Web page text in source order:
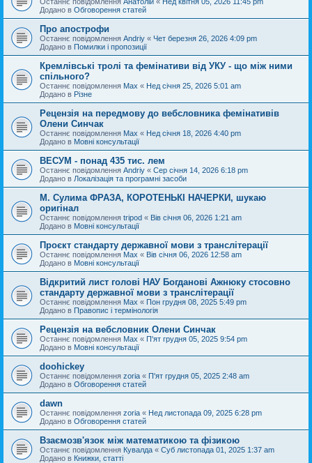
Додано в Обговорення статей
Про апострофи
Останнє повідомлення Andriy « Чет березня 26, 2026 4:09 pm
Додано в Помилки і пропозиції
Кремлівські тролі та фемінативи від УКУ - що між ними
спільного?
Останнє повідомлення Max « Нед січня 25, 2026 5:01 am
Додано в Різне
Рецензія на передмову до вебсловника фемінативів
Олени Синчак
Останнє повідомлення Max « Нед січня 18, 2026 4:40 pm
Додано в Мовні консультації
ВЕСУМ - понад 435 тис. лем
Останнє повідомлення Andriy « Сер січня 14, 2026 6:18 pm
Додано в Локалізація та програмні засоби
М. Сулима ФРАЗА, КОРОТЕНЬКІ НАЧЕРКИ, шукаю
оригінал
Останнє повідомлення tripod « Вів січня 06, 2026 1:21 am
Додано в Мовні консультації
Проєкт стандарту державної мови з транслітерації
Останнє повідомлення Max « Вів січня 06, 2026 12:58 am
Додано в Мовні консультації
Відкритий лист голові НАУ Богданові Ажнюку стосовно
стандарту державної мови з транслітерації
Останнє повідомлення Max « Пон грудня 08, 2025 5:49 pm
Додано в Правопис і термінологія
Рецензія на вебсловник Олени Синчак
Останнє повідомлення Max « П'ят грудня 05, 2025 9:54 pm
Додано в Мовні консультації
doohickey
Останнє повідомлення zoria « П'ят грудня 05, 2025 2:48 am
Додано в Обговорення статей
dawn
Останнє повідомлення zoria « Нед листопада 09, 2025 6:28 pm
Додано в Обговорення статей
Взаємозв'язок між математикою та фізикою
Останнє повідомлення Кувалда « Суб листопада 01, 2025 1:37 am
Додано в Книжки, статті